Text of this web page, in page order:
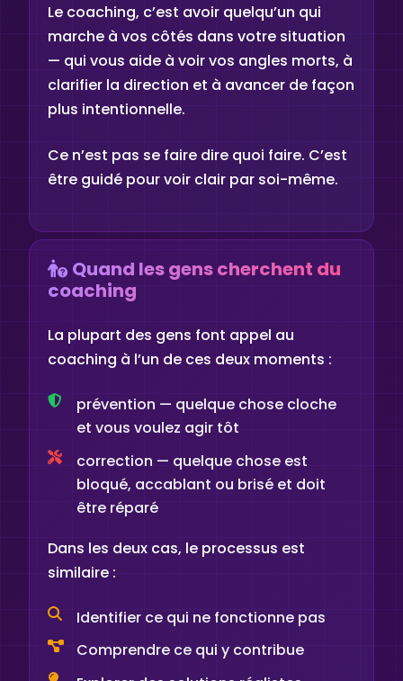
Le coaching, c’est avoir quelqu’un qui
marche à vos côtés dans votre situation
— qui vous aide à voir vos angles morts, à
clarifier la direction et à avancer de façon
plus intentionnelle.
Ce n’est pas se faire dire quoi faire. C’est
être guidé pour voir clair par soi-même.
Quand les gens cherchent du
coaching
La plupart des gens font appel au
coaching à l’un de ces deux moments :
prévention — quelque chose cloche
et vous voulez agir tôt
correction — quelque chose est
bloqué, accablant ou brisé et doit
être réparé
Dans les deux cas, le processus est
similaire :
Identifier ce qui ne fonctionne pas
Comprendre ce qui y contribue